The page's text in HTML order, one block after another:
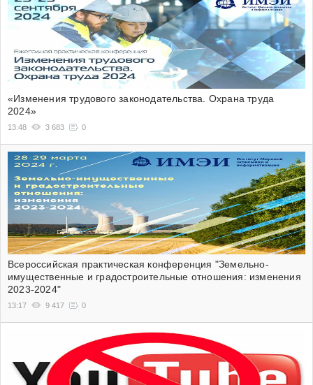
«Изменения трудового законодательства. Охрана труда
2024»
13:48 3 683 0
Всероссийская практическая конференция "Земельно-
имущественные и градостроительные отношения: изменения
2023-2024"
13:17 9 417 0